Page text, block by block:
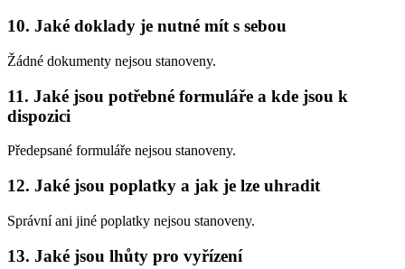
10. Jaké doklady je nutné mít s sebou
Žádné dokumenty nejsou stanoveny.
11. Jaké jsou potřebné formuláře a kde jsou k
dispozici
Předepsané formuláře nejsou stanoveny.
12. Jaké jsou poplatky a jak je lze uhradit
Správní ani jiné poplatky nejsou stanoveny.
13. Jaké jsou lhůty pro vyřízení